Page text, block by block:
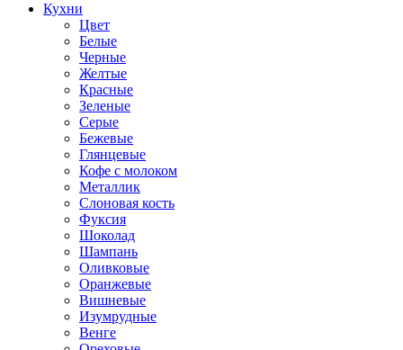
Кухни
Цвет
Белые
Черные
Желтые
Красные
Зеленые
Серые
Бежевые
Глянцевые
Кофе с молоком
Металлик
Слоновая кость
Фуксия
Шоколад
Шампань
Оливковые
Оранжевые
Вишневые
Изумрудные
Венге